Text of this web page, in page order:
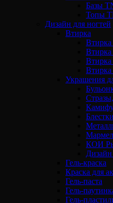
Базы
Топы
Дизайн для ногтей
Втирка
Втирка
Втирка
Втирка
Украшения
Блестки
КОИ
Гель-краска
Краска для
Гель-паста
Гель-
Гель-